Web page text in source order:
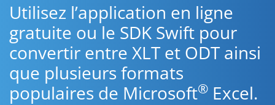
Utilisez l’application en ligne
gratuite ou le SDK Swift pour
convertir entre XLT et ODT ainsi
que plusieurs formats
populaires de Microsoft® Excel.